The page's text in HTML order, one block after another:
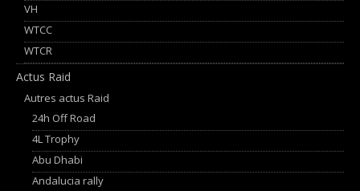
VH
WTCC
WTCR
Actus Raid
Autres actus Raid
24h Off Road
4L Trophy
Abu Dhabi
Andalucia rally